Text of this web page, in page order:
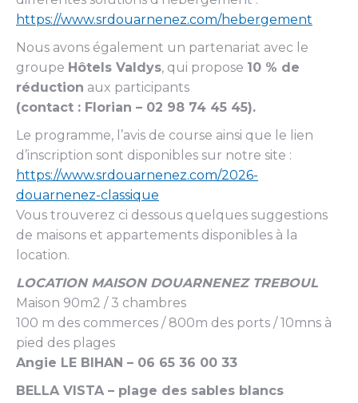
https://www.srdouarnenez.com/hebergement
Nous avons également un partenariat avec le
groupe Hôtels Valdys, qui propose 10 % de
réduction aux participants
(contact : Florian – 02 98 74 45 45).
Le programme, l’avis de course ainsi que le lien
d’inscription sont disponibles sur notre site :
https://www.srdouarnenez.com/2026-
douarnenez-classique
Vous trouverez ci dessous quelques suggestions
de maisons et appartements disponibles à la
location.
LOCATION MAISON DOUARNENEZ TREBOUL
Maison 90m2 / 3 chambres
100 m des commerces / 800m des ports / 10mns à
pied des plages
Angie LE BIHAN – 06 65 36 00 33
BELLA VISTA – plage des sables blancs